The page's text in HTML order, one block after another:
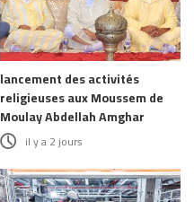
lancement des activités
religieuses aux Moussem de
Moulay Abdellah Amghar
il y a 2 jours